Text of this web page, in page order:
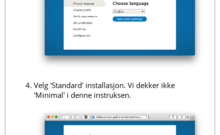
Velg 'Standard' installasjon. Vi dekker ikke
'Minimal' i denne instruksen.